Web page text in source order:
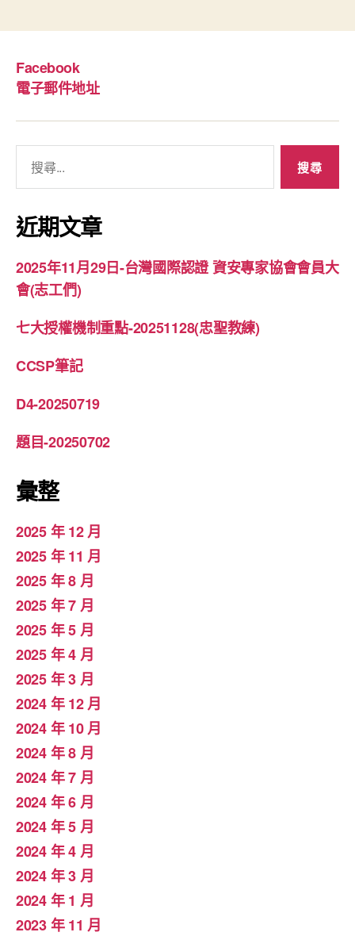
Facebook
電子郵件地址
關
鍵
字:
近期文章
2025年11月29日-台灣國際認證 資安專家協會會員大
會(志工們)
七大授權機制重點-20251128(忠聖教練)
CCSP筆記
D4-20250719
題目-20250702
彙整
2025 年 12 月
2025 年 11 月
2025 年 8 月
2025 年 7 月
2025 年 5 月
2025 年 4 月
2025 年 3 月
2024 年 12 月
2024 年 10 月
2024 年 8 月
2024 年 7 月
2024 年 6 月
2024 年 5 月
2024 年 4 月
2024 年 3 月
2024 年 1 月
2023 年 11 月